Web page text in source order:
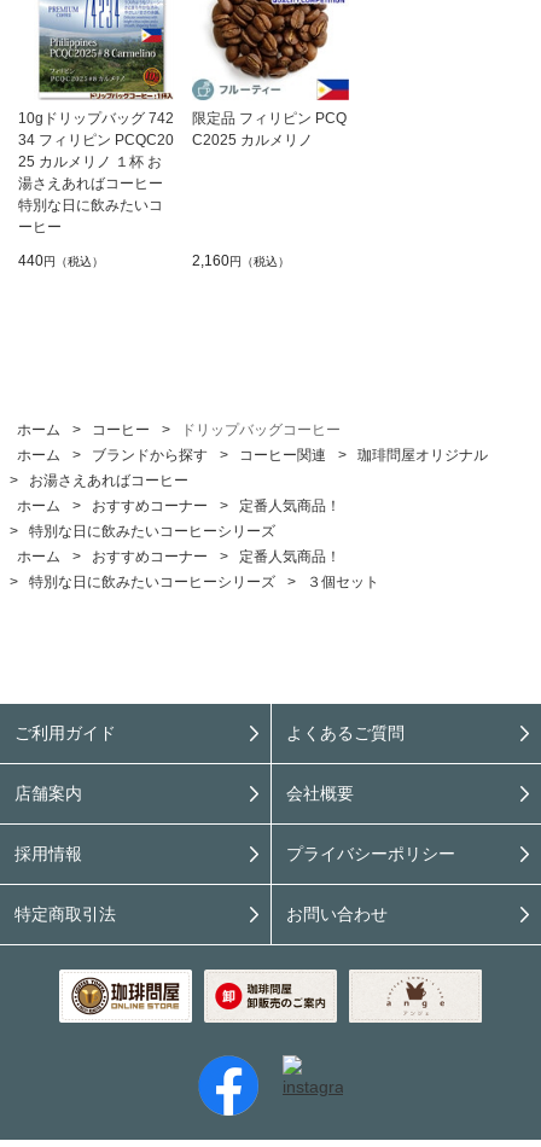
10gドリップバッグ 742
34 フィリピン PCQC20
25 カルメリノ １杯 お
湯さえあればコーヒー
特別な日に飲みたいコ
ーヒー
440円（税込）
限定品 フィリピン PCQ
C2025 カルメリノ
2,160円（税込）
ホーム > コーヒー >
ドリップバッグコーヒー
ホーム
> ブランドから探す > コーヒー関連 >
珈琲問屋オリジナル
>
お湯さえあればコーヒー
ホーム
> おすすめコーナー >
定番人気商品！
>
特別な日に飲みたいコーヒーシリーズ
ホーム
> おすすめコーナー >
定番人気商品！
>
特別な日に飲みたいコーヒーシリーズ > ３個セット
ご利用ガイド よくあるご質問
店舗案内 会社概要
採用情報 プライバシーポリシー
特定商取引法 お問い合わせ